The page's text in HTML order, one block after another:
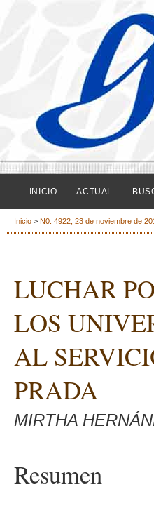
INICIO ACTUAL
Inicio > N0. 4922, 23 de noviembre de
LUCHAR
LOS
AL
PRADA
MIRTHA
Resumen